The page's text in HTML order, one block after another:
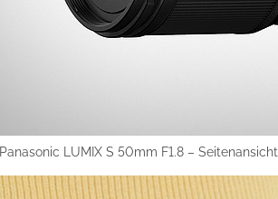
Panasonic LUMIX S 50mm F1.8 – Seitenansicht